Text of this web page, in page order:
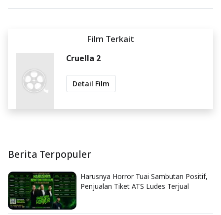
Film Terkait
Cruella 2
Detail Film
Berita Terpopuler
Harusnya Horror Tuai Sambutan Positif,
Penjualan Tiket ATS Ludes Terjual